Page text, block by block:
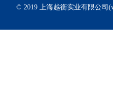
© 2019 上海越衡实业有限公司